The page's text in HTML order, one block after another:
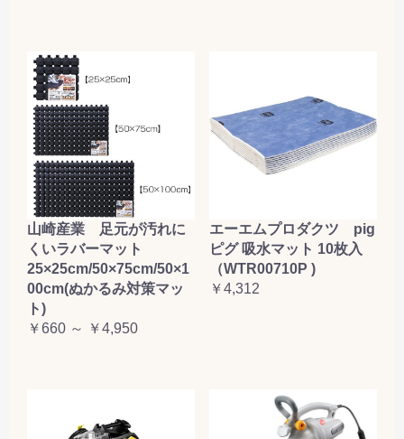
山崎産業 足元が汚れに
くいラバーマット
25×25cm/50×75cm/50×1
00cm(ぬかるみ対策マッ
ト)
￥660 ～ ￥4,950
エーエムプロダクツ pig
ピグ 吸水マット 10枚入
（WTR00710P )
￥4,312